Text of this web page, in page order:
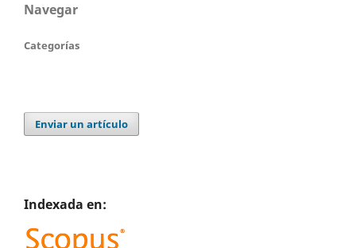
Navegar
Categorías
Enviar un artículo
Indexada en: